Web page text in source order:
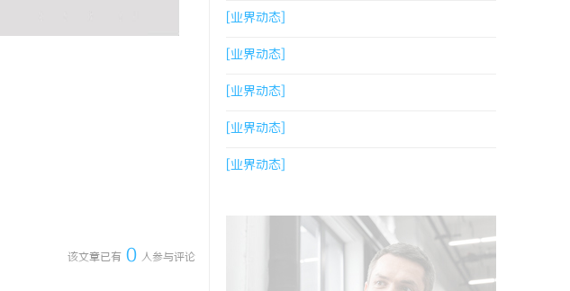
该文章已有 0 人参与评论
[业界动态]
[业界动态]
[业界动态]
[业界动态]
[业界动态]